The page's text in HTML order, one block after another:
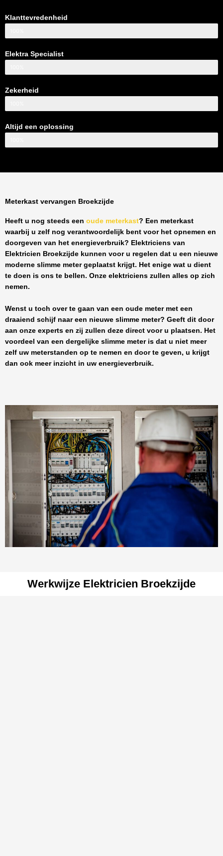
Klanttevredenheid
Elektra Specialist
Zekerheid
Altijd een oplossing
Meterkast vervangen Broekzijde
Heeft u nog steeds een oude meterkast? Een meterkast
waarbij u zelf nog verantwoordelijk bent voor het opnemen en
doorgeven van het energieverbruik? Elektriciens van
Elektricien Broekzijde kunnen voor u regelen dat u een nieuwe
moderne slimme meter geplaatst krijgt. Het enige wat u dient
te doen is ons te bellen. Onze elektriciens zullen alles op zich
nemen.
Wenst u toch over te gaan van een oude meter met een
draaiend schijf naar een nieuwe slimme meter? Geeft dit door
aan onze experts en zij zullen deze direct voor u plaatsen. Het
voordeel van een dergelijke slimme meter is dat u niet meer
zelf uw meterstanden op te nemen en door te geven, u krijgt
dan ook meer inzicht in uw energieverbruik.
Werkwijze Elektricien Broekzijde